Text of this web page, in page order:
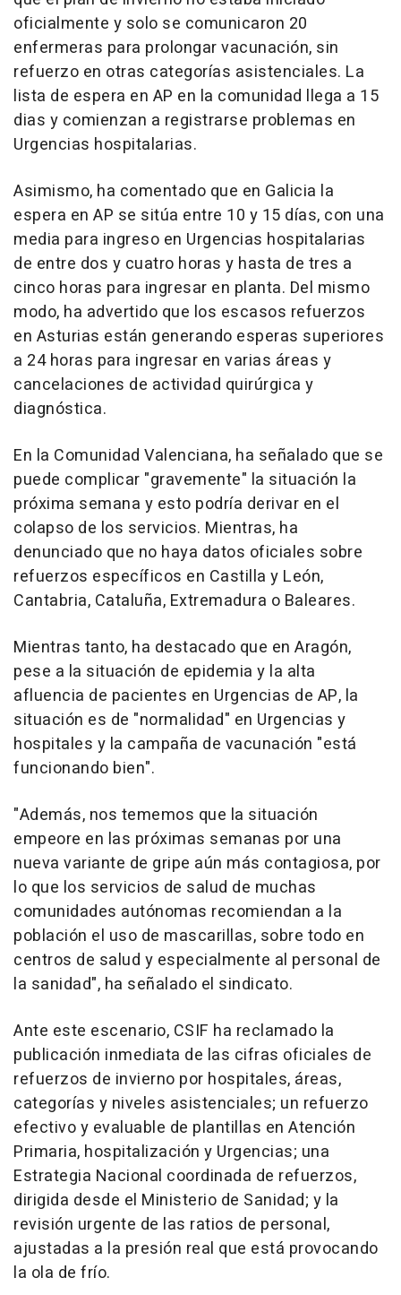
oficialmente y solo se comunicaron 20
enfermeras para prolongar vacunación, sin
refuerzo en otras categorías asistenciales. La
lista de espera en AP en la comunidad llega a 15
dias y comienzan a registrarse problemas en
Urgencias hospitalarias.
Asimismo, ha comentado que en Galicia la
espera en AP se sitúa entre 10 y 15 días, con una
media para ingreso en Urgencias hospitalarias
de entre dos y cuatro horas y hasta de tres a
cinco horas para ingresar en planta. Del mismo
modo, ha advertido que los escasos refuerzos
en Asturias están generando esperas superiores
a 24 horas para ingresar en varias áreas y
cancelaciones de actividad quirúrgica y
diagnóstica.
En la Comunidad Valenciana, ha señalado que se
puede complicar "gravemente" la situación la
próxima semana y esto podría derivar en el
colapso de los servicios. Mientras, ha
denunciado que no haya datos oficiales sobre
refuerzos específicos en Castilla y León,
Cantabria, Cataluña, Extremadura o Baleares.
Mientras tanto, ha destacado que en Aragón,
pese a la situación de epidemia y la alta
afluencia de pacientes en Urgencias de AP, la
situación es de "normalidad" en Urgencias y
hospitales y la campaña de vacunación "está
funcionando bien".
"Además, nos tememos que la situación
empeore en las próximas semanas por una
nueva variante de gripe aún más contagiosa, por
lo que los servicios de salud de muchas
comunidades autónomas recomiendan a la
población el uso de mascarillas, sobre todo en
centros de salud y especialmente al personal de
la sanidad", ha señalado el sindicato.
Ante este escenario, CSIF ha reclamado la
publicación inmediata de las cifras oficiales de
refuerzos de invierno por hospitales, áreas,
categorías y niveles asistenciales; un refuerzo
efectivo y evaluable de plantillas en Atención
Primaria, hospitalización y Urgencias; una
Estrategia Nacional coordinada de refuerzos,
dirigida desde el Ministerio de Sanidad; y la
revisión urgente de las ratios de personal,
ajustadas a la presión real que está provocando
la ola de frío.